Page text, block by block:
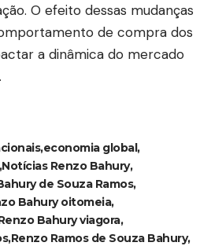
O efeito dessas mudanças
de compra dos
a dinâmica do mercado
economia global
Notícias Renzo Bahury
de Souza Ramos
Bahury oitomeia
Bahury viagora
Renzo Ramos de Souza Bahury